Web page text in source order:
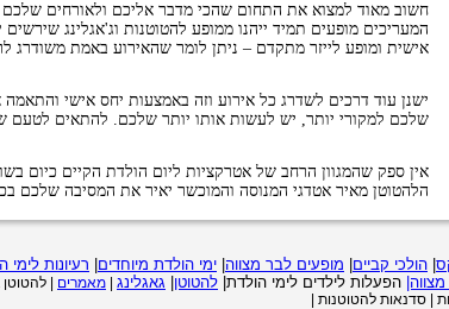
חשוב מאוד למצוא את התחום שהכי מדבר אליכם ולאורחים
המעריכים מופעים תמיד ייהנו ממופע להטוטנות וג'אגלינג
אישית ומופע לייזר מתקדם – ניתן לומר שהאירוע באמת משודרג
ישנן עוד דרכים לשדרג כל אירוע וזה באמצעות יחס אישי
שלכם למקורי יותר, יש לעשות אותו יותר שלכם. להתאים לטעם
אין ספק שהמגוון הרחב של אטרקציות ליום הולדת הקיים כיום
הלהטוטן מאיר אטדגי המנוסה והמוכשר יאיר את המסיבה שלכם
הולכי קביים מופעים לבר מצווה ימי הולדת מיוחדים רעיונות לימי
הפעלות לילדים לימי הולדת| להטוטן גאגלינג מאמרים |
| סדנאות להטוטנות |